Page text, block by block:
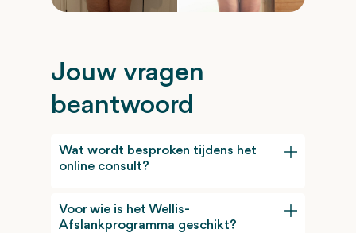
Jouw vragen
beantwoord
Wat wordt besproken tijdens het
online consult?
Voor wie is het Wellis-
Afslankprogramma geschikt?